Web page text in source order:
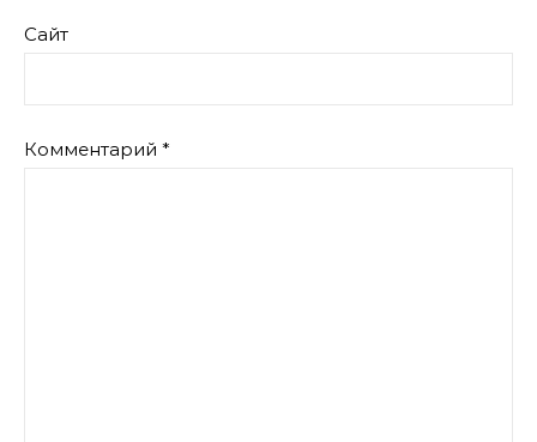
Сайт
Комментарий *